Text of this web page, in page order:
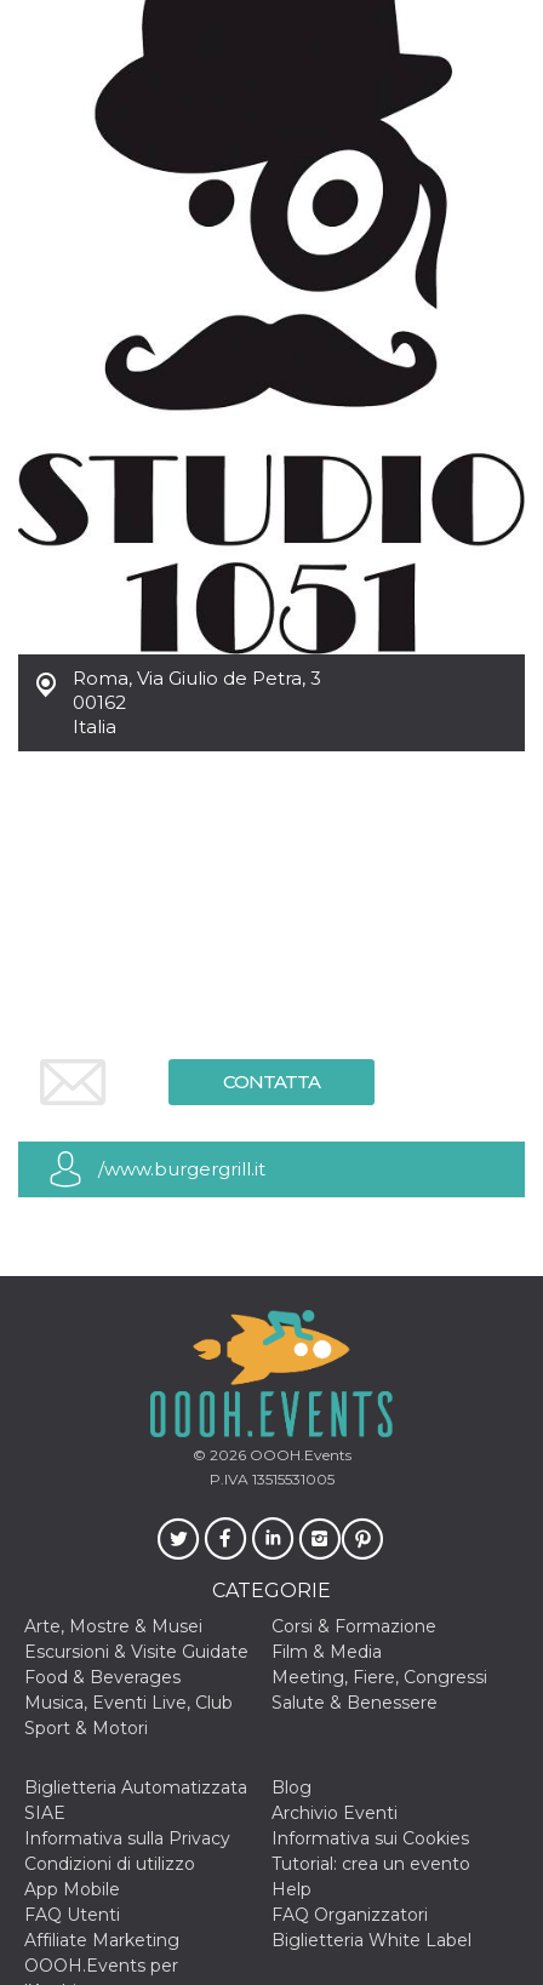
Roma, Via Giulio de Petra, 3
00162
Italia
CONTATTA
/www.burgergrill.it
© 2026OOOH.Events
P.IVA 13515531005
CATEGORIE
Arte, Mostre & Musei
Corsi & Formazione
Escursioni & Visite Guidate
Film & Media
Food & Beverages
Meeting, Fiere, Congressi
Musica, Eventi Live, Club
Salute & Benessere
Sport & Motori
Biglietteria Automatizzata
SIAE
Blog
Archivio Eventi
Informativa sulla Privacy
Informativa sui Cookies
Condizioni di utilizzo
Tutorial: crea un evento
App Mobile
Help
FAQ Utenti
FAQ Organizzatori
Affiliate Marketing
Biglietteria White Label
OOOH.Events per